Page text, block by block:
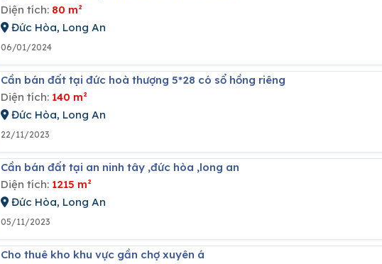
Diện tích: 80 m²
Đức Hòa, Long An
06/01/2024
Cần bán đất tại đức hoà thượng 5*28 có sổ hồng riêng
Diện tích: 140 m²
Đức Hòa, Long An
22/11/2023
Cần bán đất tại an ninh tây ,đức hòa ,long an
Diện tích: 1215 m²
Đức Hòa, Long An
05/11/2023
Cho thuê kho khu vực gần chợ xuyên á